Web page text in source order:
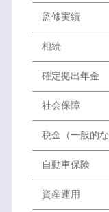
監修実績
相続
確定拠出年金
社会保障
税金（一般的な
自動車保険
資産運用